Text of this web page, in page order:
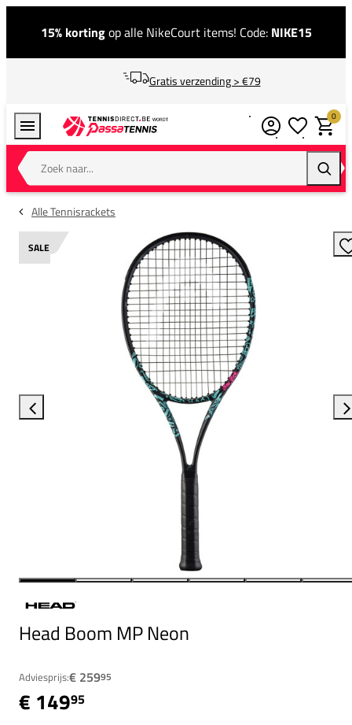
15% kortingop alle NikeCourt items! Code: NIKE15
Gratis verzending > €79
Zoek naar...
0
Alle Tennisrackets
SALE
Head Boom MP Neon
Adviesprijs:€ 25995
€ 14995